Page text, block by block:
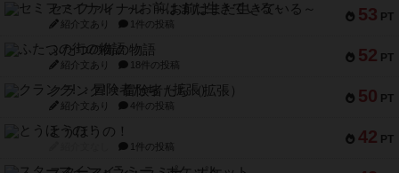
53 PT
セミファイナル ～お前はまだ生きている～
紹介文あり 1件の投稿
52 PT
ふたつの街の物語
紹介文あり 18件の投稿
50 PT
クランク! ：冒険者たち（拡張）
紹介文あり 4件の投稿
42 PT
とうほうの！
1件の投稿